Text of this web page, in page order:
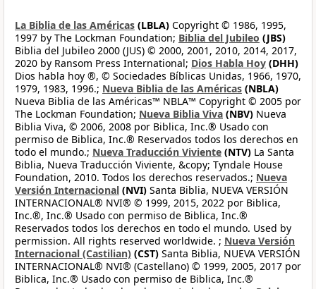
La Biblia de las Américas (LBLA) Copyright © 1986, 1995,
1997 by The Lockman Foundation; Biblia del Jubileo (JBS)
Biblia del Jubileo 2000 (JUS) © 2000, 2001, 2010, 2014, 2017,
2020 by Ransom Press International; Dios Habla Hoy (DHH)
Dios habla hoy ®, © Sociedades Bíblicas Unidas, 1966, 1970,
1979, 1983, 1996.; Nueva Biblia de las Américas (NBLA)
Nueva Biblia de las Américas™ NBLA™ Copyright © 2005 por
The Lockman Foundation; Nueva Biblia Viva (NBV) Nueva
Biblia Viva, © 2006, 2008 por Biblica, Inc.® Usado con
permiso de Biblica, Inc.® Reservados todos los derechos en
todo el mundo.; Nueva Traducción Viviente (NTV) La Santa
Biblia, Nueva Traducción Viviente, &copy; Tyndale House
Foundation, 2010. Todos los derechos reservados.; Nueva
Versión Internacional (NVI) Santa Biblia, NUEVA VERSIÓN
INTERNACIONAL® NVI® © 1999, 2015, 2022 por Biblica,
Inc.®, Inc.® Usado con permiso de Biblica, Inc.®
Reservados todos los derechos en todo el mundo. Used by
permission. All rights reserved worldwide. ; Nueva Versión
Internacional (Castilian) (CST) Santa Biblia, NUEVA VERSIÓN
INTERNACIONAL® NVI® (Castellano) © 1999, 2005, 2017 por
Biblica, Inc.® Usado con permiso de Biblica, Inc.®